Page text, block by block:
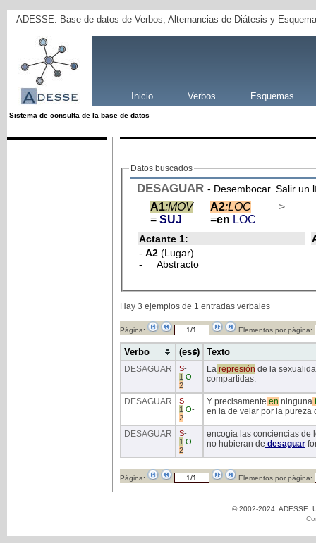
ADESSE: Base de datos de Verbos, Alternancias de Diátesis y
Inicio Verbos Esquemas
Sistema de consulta de la base de datos
Datos buscados
DESAGUAR - Desembocar. Salir un
A1:MOV
= SUJ
A2:LOC
=en LOC
>
Actante 1:
- A2 (Lugar)
- Abstracto
Hay 3 ejemplos de 1 entradas verbales
Página: Elementos por página:
Verbo (ess) Texto
DESAGUAR S-
1 O-
2
Larepresión de la
compartidas.
DESAGUAR S-
1 O-
2
Y precisamente en ninguna
en la de velar por la pureza
DESAGUAR S-
1 O-
2
encogía las conciencias de
no hubieran de desaguar
Página: Elementos por página:
© 2002-2024: ADESSE.